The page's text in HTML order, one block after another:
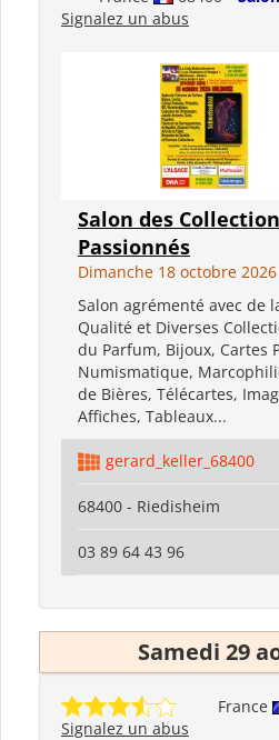
Signalez un abus
Salon des
Passionnés
Dimanche 18 octobre 2026
Salon agrémenté avec de
Qualité et Diverses
du Parfum, Bijoux, Cartes
Numismatique,
de Bières, Télécartes,
Affiches, Tableaux...
gerard_keller_68400
68400 - Riedisheim
03 89 64 43 96
Samedi 29
France
Signalez un abus